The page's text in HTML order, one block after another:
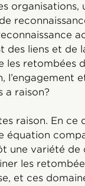
des liens et de
les retombées
l’engagement
a raison?
raison. En ce
équation
une variété de
les
et ces